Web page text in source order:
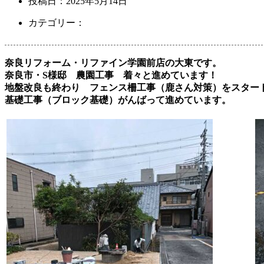
カテゴリー：
奈良リフォーム・リファイン学園前店の大東です。
奈良市・S様邸 農園工事 着々と進めています！
地盤改良も終わり フェンス柵工事（鹿さん対策）をスター
基礎工事（ブロック基礎）がんばって進めています。